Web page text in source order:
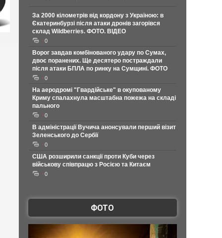
За 2000 кілометрів від кордону з Україною: в
Єкатеринбурзі після атаки дронів загорівся
склад Wildberries. ФОТО. ВІДЕО
0
Ворог завдав комбінованого удару по Сумах,
двоє поранених. Ще десятеро постраждали
після атаки БПЛА по ринку на Сумщині. ФОТО
0
На аеродромі "Гвардійське" в окупованому
Криму спалахнула масштабна пожежа на складі
пального
0
В адміністрації Вучича анонсували перший візит
Зеленського до Сербії
0
США розширили санкції проти Куби через
військову співпрацю з Росією та Китаєм
0
ФОТО